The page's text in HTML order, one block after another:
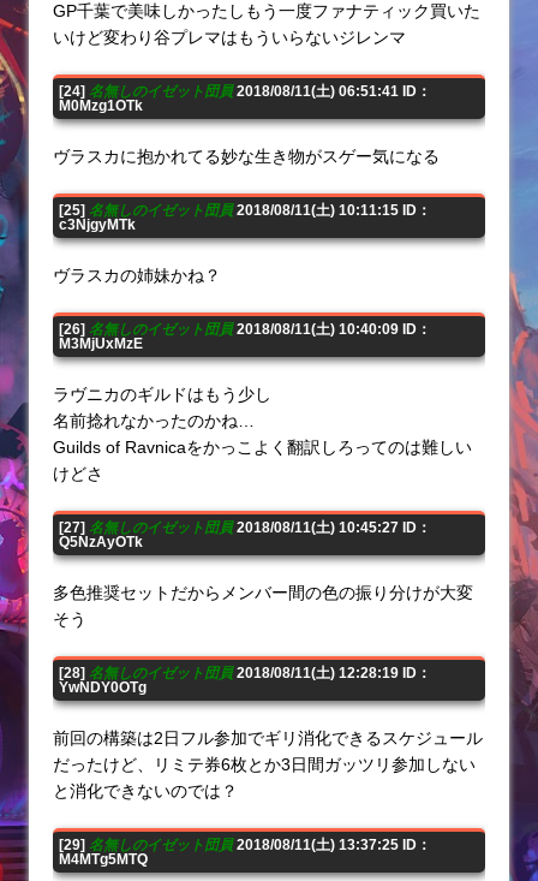
GP千葉で美味しかったしもう一度ファナティック買いた
いけど変わり谷プレマはもういらないジレンマ
[24] 名無しのイゼット団員2018/08/11(土) 06:51:41 ID：
M0Mzg1OTk
ヴラスカに抱かれてる妙な生き物がスゲー気になる
[25] 名無しのイゼット団員2018/08/11(土) 10:11:15 ID：
c3NjgyMTk
ヴラスカの姉妹かね？
[26] 名無しのイゼット団員2018/08/11(土) 10:40:09 ID：
M3MjUxMzE
ラヴニカのギルドはもう少し
名前捻れなかったのかね…
Guilds of Ravnicaをかっこよく翻訳しろってのは難しい
けどさ
[27] 名無しのイゼット団員2018/08/11(土) 10:45:27 ID：
Q5NzAyOTk
多色推奨セットだからメンバー間の色の振り分けが大変
そう
[28] 名無しのイゼット団員2018/08/11(土) 12:28:19 ID：
YwNDY0OTg
前回の構築は2日フル参加でギリ消化できるスケジュール
だったけど、リミテ券6枚とか3日間ガッツリ参加しない
と消化できないのでは？
[29] 名無しのイゼット団員2018/08/11(土) 13:37:25 ID：
M4MTg5MTQ